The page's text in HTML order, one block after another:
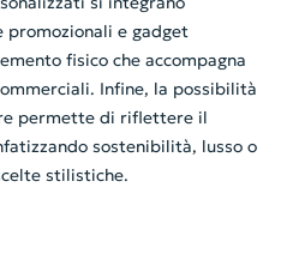
e gadget
fisico che accompagna
Infine, la possibilità
permette di riflettere il
sostenibilità, lusso o
stilistiche.